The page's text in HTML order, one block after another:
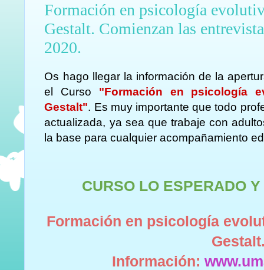
Formación en psicología
Gestalt. Comienzan las
2020.
Os hago llegar la información de la
el Curso "Formación en psicología
Gestalt". Es muy importante que todo
actualizada, ya sea que trabaje con
la base para cualquier acompañamiento
CURSO LO ESPERADO
Formación en psicología
Información: